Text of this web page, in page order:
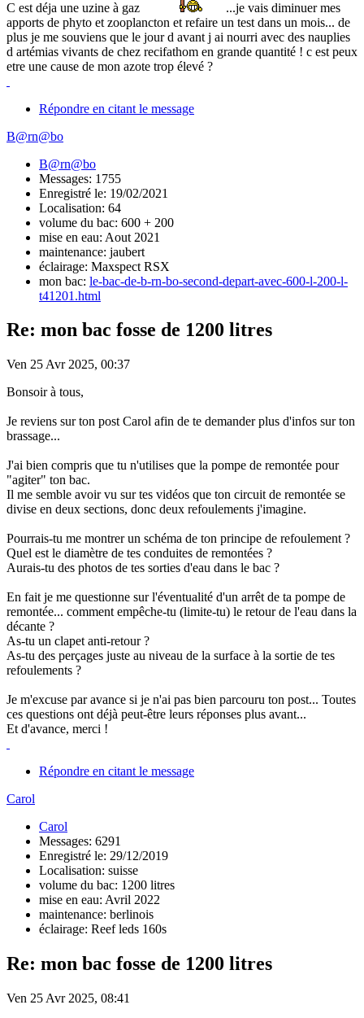
C est déja une uzine à gaz
...je vais diminuer mes
apports de phyto et zooplancton et refaire un test dans un mois... de
plus je me souviens que le jour d avant j ai nourri avec des nauplies
d artémias vivants de chez recifathom en grande quantité ! c est peux
etre une cause de mon azote trop élevé ?
Répondre en citant le message
B@rn@bo
B@rn@bo
Messages: 1755
Enregistré le: 19/02/2021
Localisation: 64
volume du bac: 600 + 200
mise en eau: Aout 2021
maintenance: jaubert
éclairage: Maxspect RSX
mon bac: le-bac-de-b-rn-bo-second-depart-avec-600-l-200-l-
t41201.html
Re: mon bac fosse de 1200 litres
Ven 25 Avr 2025, 00:37
Bonsoir à tous,
Je reviens sur ton post Carol afin de te demander plus d'infos sur ton
brassage...
J'ai bien compris que tu n'utilises que la pompe de remontée pour
"agiter" ton bac.
Il me semble avoir vu sur tes vidéos que ton circuit de remontée se
divise en deux sections, donc deux refoulements j'imagine.
Pourrais-tu me montrer un schéma de ton principe de refoulement ?
Quel est le diamètre de tes conduites de remontées ?
Aurais-tu des photos de tes sorties d'eau dans le bac ?
En fait je me questionne sur l'éventualité d'un arrêt de ta pompe de
remontée... comment empêche-tu (limite-tu) le retour de l'eau dans la
décante ?
As-tu un clapet anti-retour ?
As-tu des perçages juste au niveau de la surface à la sortie de tes
refoulements ?
Je m'excuse par avance si je n'ai pas bien parcouru ton post... Toutes
ces questions ont déjà peut-être leurs réponses plus avant...
Et d'avance, merci !
Répondre en citant le message
Carol
Carol
Messages: 6291
Enregistré le: 29/12/2019
Localisation: suisse
volume du bac: 1200 litres
mise en eau: Avril 2022
maintenance: berlinois
éclairage: Reef leds 160s
Re: mon bac fosse de 1200 litres
Ven 25 Avr 2025, 08:41